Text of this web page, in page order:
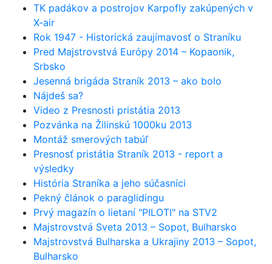
TK padákov a postrojov Karpofly zakúpených v
X-air
Rok 1947 - Historická zaujímavosť o Straníku
Pred Majstrovstvá Európy 2014 – Kopaonik,
Srbsko
Jesenná brigáda Straník 2013 – ako bolo
Nájdeš sa?
Video z Presnosti pristátia 2013
Pozvánka na Žilinskú 1000ku 2013
Montáž smerových tabúľ
Presnosť pristátia Straník 2013 - report a
výsledky
História Straníka a jeho súčasníci
Pekný článok o paraglidingu
Prvý magazín o lietaní "PILOTI" na STV2
Majstrovstvá Sveta 2013 – Sopot, Bulharsko
Majstrovstvá Bulharska a Ukrajiny 2013 – Sopot,
Bulharsko